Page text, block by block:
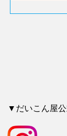
▼だいこん屋